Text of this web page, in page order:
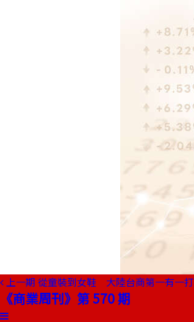
上一期 從童裝到女鞋 大陸台商第一有一打
《商業周刊》第 570 期